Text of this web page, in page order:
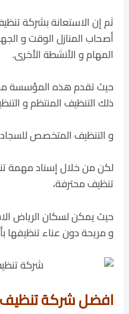
ثم إن الاستعانة بشركة
أصحاب المنازل الوقت و
المهام و الأنشطة الأخرى.
حيث تقدم هذه المؤسسة
ذلك التنظيف المنتظم و
و التنظيف المتخصص
لكن من خلال إسناد مهمة
تنظيف محترفة،
حيث يمكن لسكان الرياض
و مريحة دون عناء تنظيفها
افضل شركة تنظيف بيوت